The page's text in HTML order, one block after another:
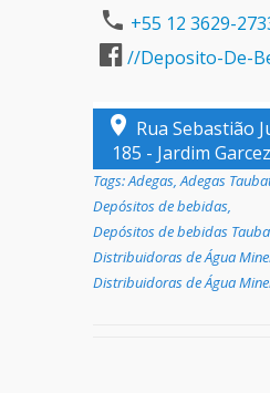
+55 12 3629-
//Deposito-De-
Rua Sebastião
185 - Jardim
Tags:Adegas,Adegas
Depósitos de bebidas,
Depósitos de bebidas
Distribuidoras de Água
Distribuidoras de Água